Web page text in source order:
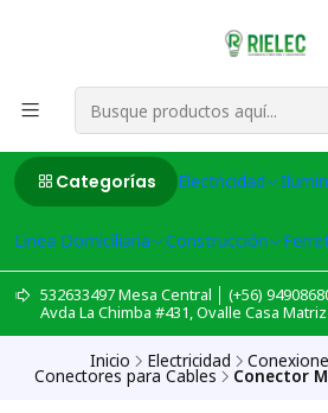
Categorías Electricidad
Linea Domiciliaria Construcción
532633497 Mesa Central │ (+56)
Avda La Chimba #431, Ovalle Casa Matriz
Inicio Electricidad
Conectores para Cables Conector